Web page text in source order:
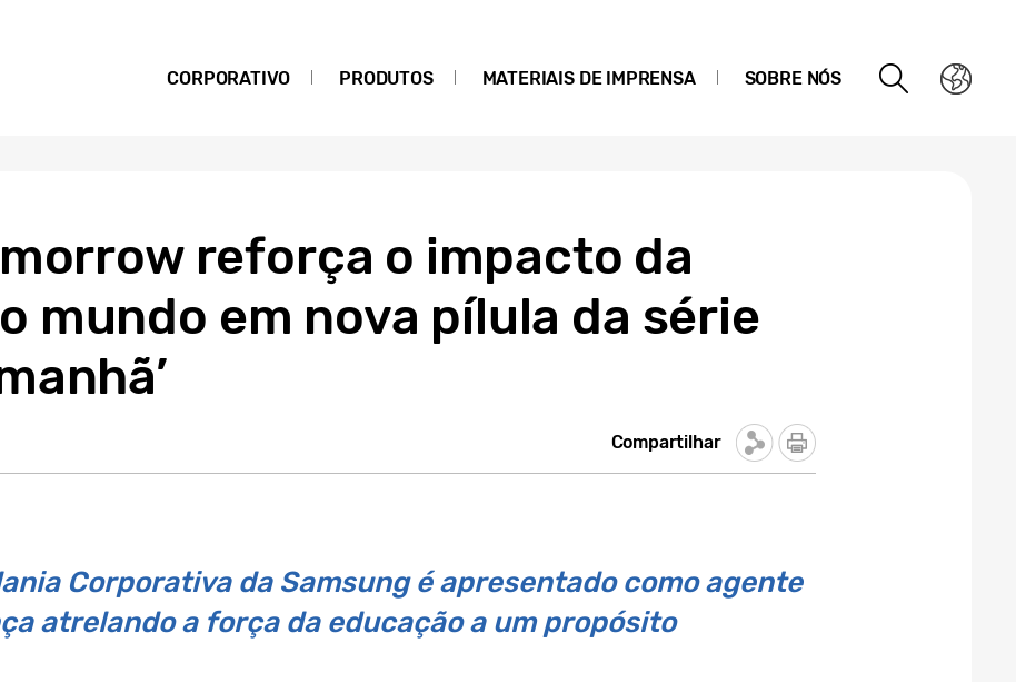
CORPORATIVO PRODUTOS MATERIAIS DE IMPRENSA SOBRE NÓS
reforça o impacto da
mundo em nova pílula da série
Compartilhar
Corporativa da Samsung é apresentado como agente
atrelando a força da educação a um propósito